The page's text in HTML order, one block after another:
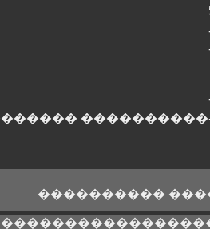
����������
����������
�����������